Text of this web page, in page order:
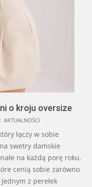
o kroju oversize
AKTUALNOŚCI
łączy w sobie
swetry damskie
na każdą porę roku,
cenią sobie zarówno
z perełek